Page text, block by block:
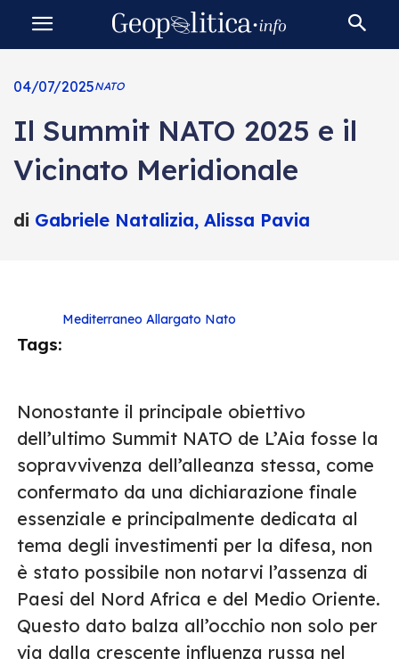
04/07/2025NATO
Il Summit NATO 2025 e il
Vicinato Meridionale
di Gabriele Natalizia, Alissa Pavia
Tags:
Mediterraneo Allargato Nato
Nonostante il principale obiettivo
dell’ultimo Summit NATO de L’Aia fosse la
sopravvivenza dell’alleanza stessa, come
confermato da una dichiarazione finale
essenziale e principalmente dedicata al
tema degli investimenti per la difesa, non
è stato possibile non notarvi l’assenza di
Paesi del Nord Africa e del Medio Oriente.
Questo dato balza all’occhio non solo per
via dalla crescente influenza russa nel